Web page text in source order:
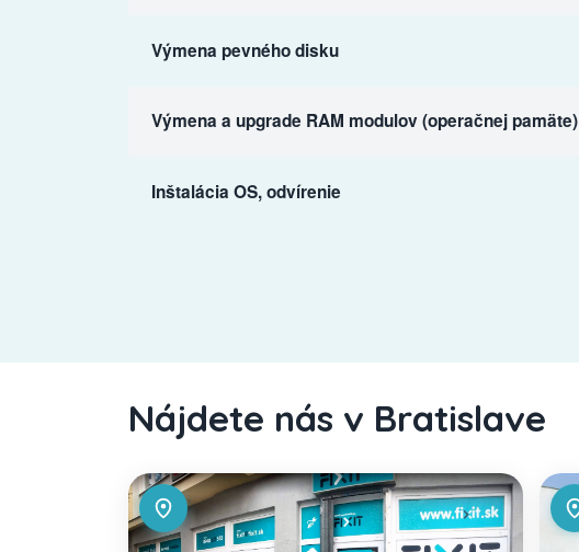
Výmena pevného disku
Výmena a upgrade RAM modulov (operačnej pamäte)
Inštalácia OS, odvírenie
Nájdete nás v Bratislave